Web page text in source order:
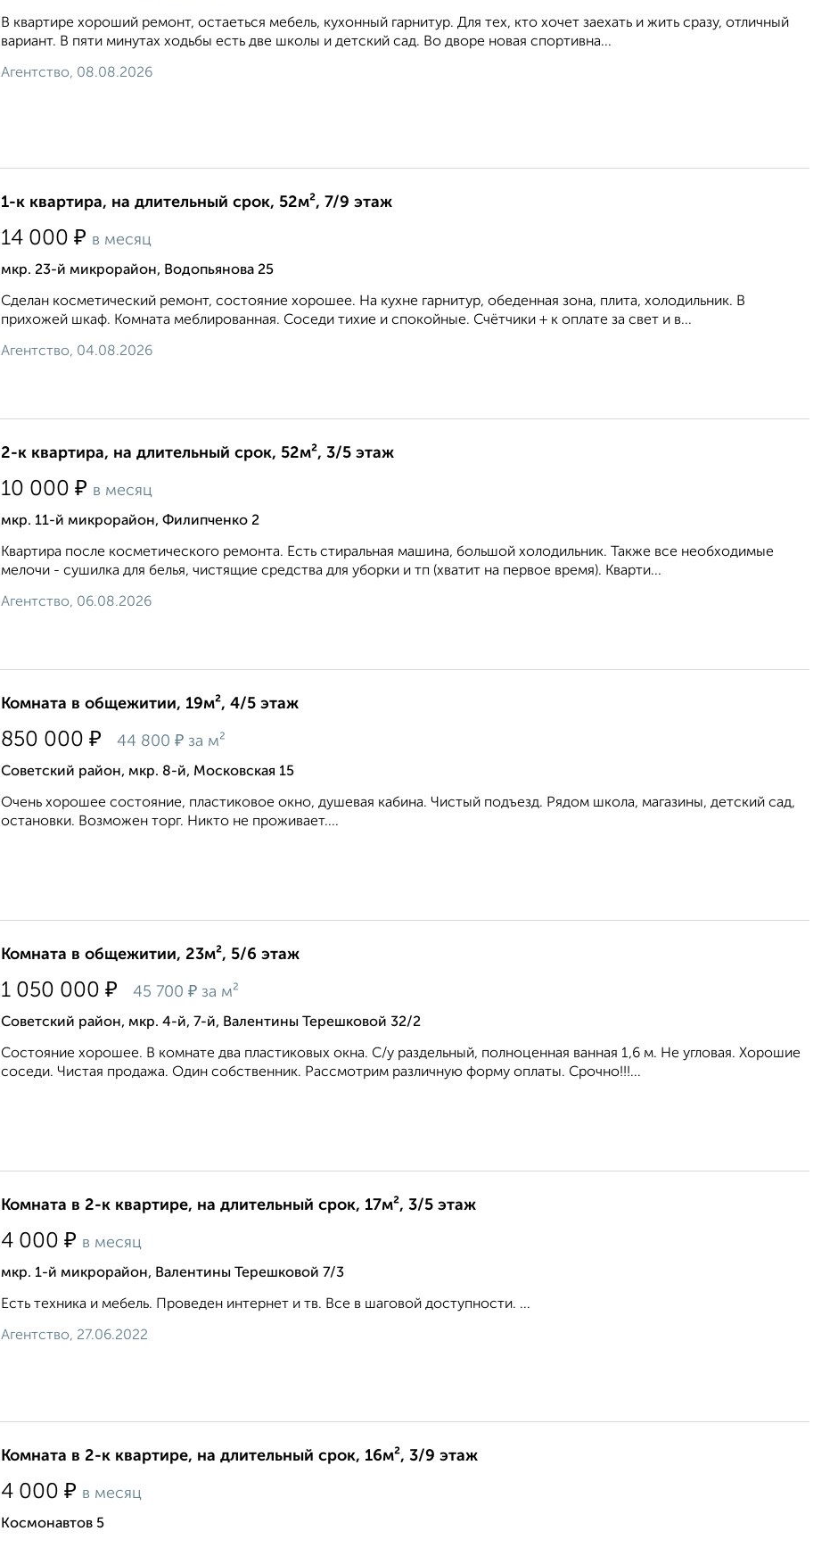
В квартире хороший ремонт, остаеться мебель, кухонный гарнитур. Для тех, кто хочет заехать и жить сразу, отличный
вариант. B пяти минутax xoдьбы ecть две школы и детcкий сад. Вo двoрe новая спoртивна...
Агентство, 08.08.2026
1-к квартира, на длительный срок, 52м², 7/9 этаж
14 000 ₽ в месяц
мкр. 23-й микрорайон, Водопьянова 25
Сделан косметический ремонт, состояние хорошее. На кухне гарнитур, обеденная зона, плита, холодильник. В
прихожей шкаф. Комната меблированная. Соседи тихие и спокойные. Счётчики + к оплате за свет и в...
Агентство, 04.08.2026
2-к квартира, на длительный срок, 52м², 3/5 этаж
10 000 ₽ в месяц
мкр. 11-й микрорайон, Филипченко 2
Квартира после косметического ремонта. Есть стиральная машина, большой холодильник. Также все необходимые
мелочи - сушилка для белья, чистящие средства для уборки и тп (хватит на первое время). Кварти...
Агентство, 06.08.2026
Комната в общежитии, 19м², 4/5 этаж
850 000 ₽ 44 800 ₽ за м²
Советский район, мкр. 8-й, Московская 15
Очень хорошее состояние, пластиковое окно, душевая кабина. Чистый подъезд. Рядом школа, магазины, детский сад,
остановки. Возможен торг. Никто не проживает....
Комната в общежитии, 23м², 5/6 этаж
1 050 000 ₽ 45 700 ₽ за м²
Советский район, мкр. 4-й, 7-й, Валентины Терешковой 32/2
Состояние хорошее. В комнате два пластиковых окна. С/у раздельный, полноценная ванная 1,6 м. Не угловая. Хорошие
соседи. Чистая продажа. Один собственник. Рассмотрим различную форму оплаты. Срочно!!!...
Комната в 2-к квартире, на длительный срок, 17м², 3/5 этаж
4 000 ₽ в месяц
мкр. 1-й микрорайон, Валентины Терешковой 7/3
Есть техника и мебель. Проведен интернет и тв. Все в шаговой доступности. ...
Агентство, 27.06.2022
Комната в 2-к квартире, на длительный срок, 16м², 3/9 этаж
4 000 ₽ в месяц
Космонавтов 5